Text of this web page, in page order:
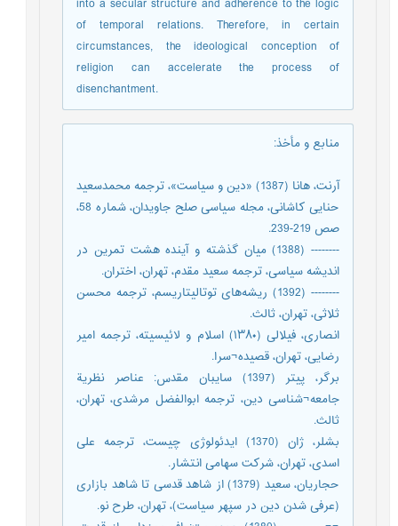
into a secular structure and adherence to the logic
of temporal relations. Therefore, in certain
circumstances, the ideological conception of
religion can accelerate the process of
disenchantment.
منابع و مأخذ:
آرنت، هانا (1387) «دین و سیاست»، ترجمه محمدسعید
حنایی کاشانی، مجله سیاسی صلح جاویدان، شماره 58،
صص 219-239.
-------- (1388) میان گذشته و آینده هشت تمرین در
اندیشه سیاسی، ترجمه سعید مقدم، تهران، اختران.
-------- (1392) ریشه‌های توتالیتاریسم، ترجمه محسن
ثلاثی، تهران، ثالث.
انصاری، فیلالی (۱۳۸۰) اسلام و لائیسیته، ترجمه امیر
رضایی، تهران، قصیده¬سرا.
برگر، پیتر (1397) سایبان مقدس: عناصر نظریة
جامعه¬شناسی دین، ترجمه ابوالفضل مرشدی، تهران،
ثالث.
بشلر، ژان (1370) ایدئولوژی چیست، ترجمه علی
اسدی، تهران، شرکت سهامی انتشار.
حجاریان، سعید (1379) از شاهد قدسی تا شاهد بازاری
(عرفی شدن دین در سپهر سیاست)، تهران، طرح نو.